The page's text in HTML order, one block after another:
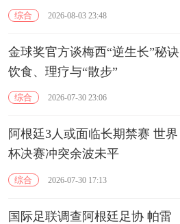
综合 2026-08-03 23:48
金球奖官方谈梅西“逆生长”秘诀
饮食、理疗与“散步”
综合 2026-07-30 23:06
阿根廷3人或面临长期禁赛 世界
杯决赛冲突余波未平
综合 2026-07-30 17:13
国际足联调查阿根廷足协 帕雷